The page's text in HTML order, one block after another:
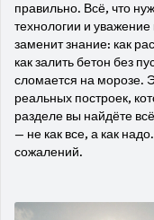
правильно. Всё, что
технологии и
заменит знание: как
как залить бетон без
сломается на морозе.
реальных построек,
разделе вы найдёте
— не как все, а как
сожалений.